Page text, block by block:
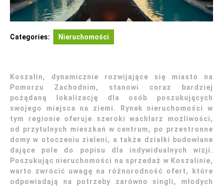
Categories: Nieruchomości
Koszalin, dynamicznie rozwijające się miasto na
Pomorzu Zachodnim, stanowi coraz bardziej
pożądaną lokalizację dla osób poszukujących
swojego miejsca na ziemi. Rynek nieruchomości w
tym regionie oferuje szeroki wachlarz możliwości,
od przytulnych mieszkań w centrum, po przestronne
domy w otoczeniu zieleni, a także działki budowlane
dające pole do popisu dla indywidualnych wizji.
Poszukując nieruchomości na sprzedaż w Koszalinie,
warto zwrócić uwagę na różnorodność ofert, które
odpowiadają na potrzeby zarówno singli, młodych